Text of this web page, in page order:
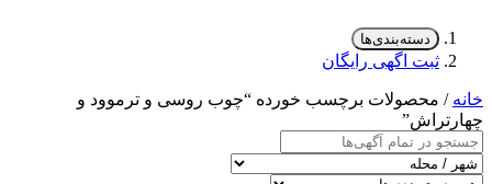
دسته‌بندی‌ها
ثبت اگهی رایگان
خانه / محصولات برچسب خورده “چوب روسی و ترموود و
چهارتراش”